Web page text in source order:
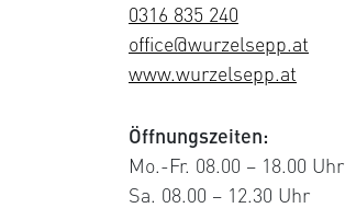
0316 835 240
office@wurzelsepp.at
www.wurzelsepp.at
Öffnungszeiten:
Mo.-Fr. 08.00 – 18.00 Uhr
Sa. 08.00 – 12.30 Uhr